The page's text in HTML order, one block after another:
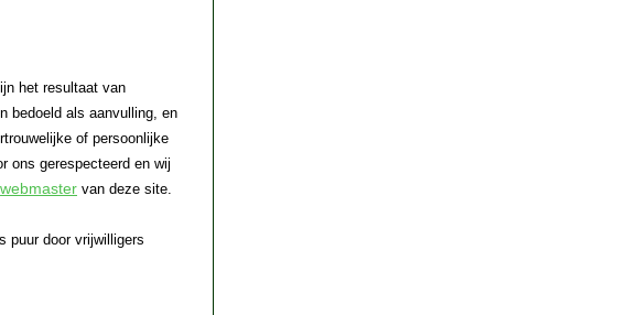
het resultaat van
bedoeld als aanvulling, en
of persoonlijke
ons gerespecteerd en wij
webmaster van deze site.
puur door vrijwilligers